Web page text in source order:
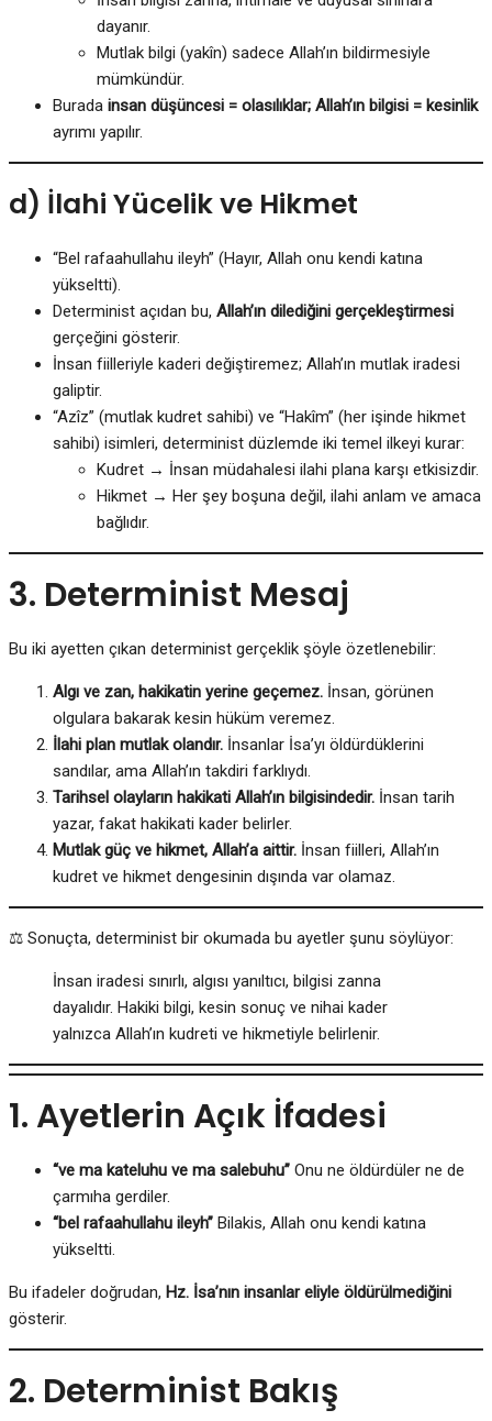
dayanır.
Mutlak bilgi (yakîn) sadece Allah’ın bildirmesiyle
mümkündür.
Burada insan düşüncesi = olasılıklar; Allah’ın bilgisi = kesinlik
ayrımı yapılır.
d) İlahi Yücelik ve Hikmet
“Bel rafaahullahu ileyh” (Hayır, Allah onu kendi katına
yükseltti).
Determinist açıdan bu, Allah’ın dilediğini gerçekleştirmesi
gerçeğini gösterir.
İnsan fiilleriyle kaderi değiştiremez; Allah’ın mutlak iradesi
galiptir.
“Azîz” (mutlak kudret sahibi) ve “Hakîm” (her işinde hikmet
sahibi) isimleri, determinist düzlemde iki temel ilkeyi kurar:
Kudret → İnsan müdahalesi ilahi plana karşı etkisizdir.
Hikmet → Her şey boşuna değil, ilahi anlam ve amaca
bağlıdır.
3. Determinist Mesaj
Bu iki ayetten çıkan determinist gerçeklik şöyle özetlenebilir:
Algı ve zan, hakikatin yerine geçemez. İnsan, görünen
olgulara bakarak kesin hüküm veremez.
İlahi plan mutlak olandır. İnsanlar İsa’yı öldürdüklerini
sandılar, ama Allah’ın takdiri farklıydı.
Tarihsel olayların hakikati Allah’ın bilgisindedir. İnsan tarih
yazar, fakat hakikati kader belirler.
Mutlak güç ve hikmet, Allah’a aittir. İnsan fiilleri, Allah’ın
kudret ve hikmet dengesinin dışında var olamaz.
⚖️ Sonuçta, determinist bir okumada bu ayetler şunu söylüyor:
İnsan iradesi sınırlı, algısı yanıltıcı, bilgisi zanna
dayalıdır. Hakiki bilgi, kesin sonuç ve nihai kader
yalnızca Allah’ın kudreti ve hikmetiyle belirlenir.
1. Ayetlerin Açık İfadesi
“ve ma kateluhu ve ma salebuhu” Onu ne öldürdüler ne de
çarmıha gerdiler.
“bel rafaahullahu ileyh” Bilakis, Allah onu kendi katına
yükseltti.
Bu ifadeler doğrudan, Hz. İsa’nın insanlar eliyle öldürülmediğini
gösterir.
2. Determinist Bakış